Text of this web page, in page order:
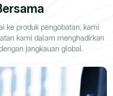
ke produk pengobatan, kami
kami dalam menghadirkan
jangkauan global.